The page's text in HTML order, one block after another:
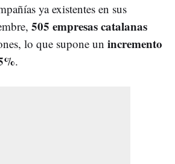
ya existentes en sus
505 empresas catalanas
lo que supone un incremento
.